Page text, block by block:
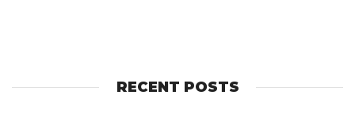
RECENT POSTS